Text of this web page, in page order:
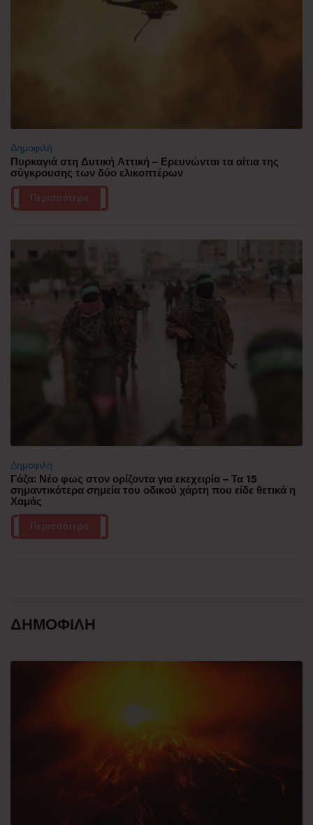
Δημοφιλή
Πυρκαγιά στη Δυτική Αττική – Ερευνώνται τα αίτια της
σύγκρουσης των δύο ελικοπτέρων
Περισσότερα
Δημοφιλή
Γάζα: Νέο φως στον ορίζοντα για εκεχειρία – Τα 15
σημαντικότερα σημεία του οδικού χάρτη που είδε θετικά η
Χαμάς
Περισσότερα
ΔΗΜΟΦΙΛΗ